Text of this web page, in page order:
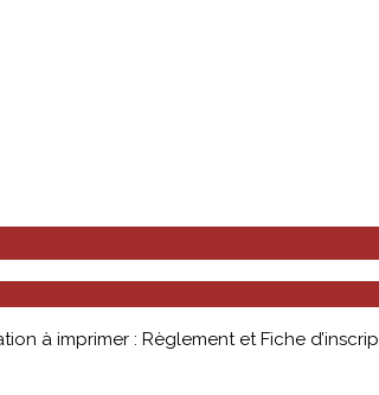
à imprimer : Règlement et Fiche